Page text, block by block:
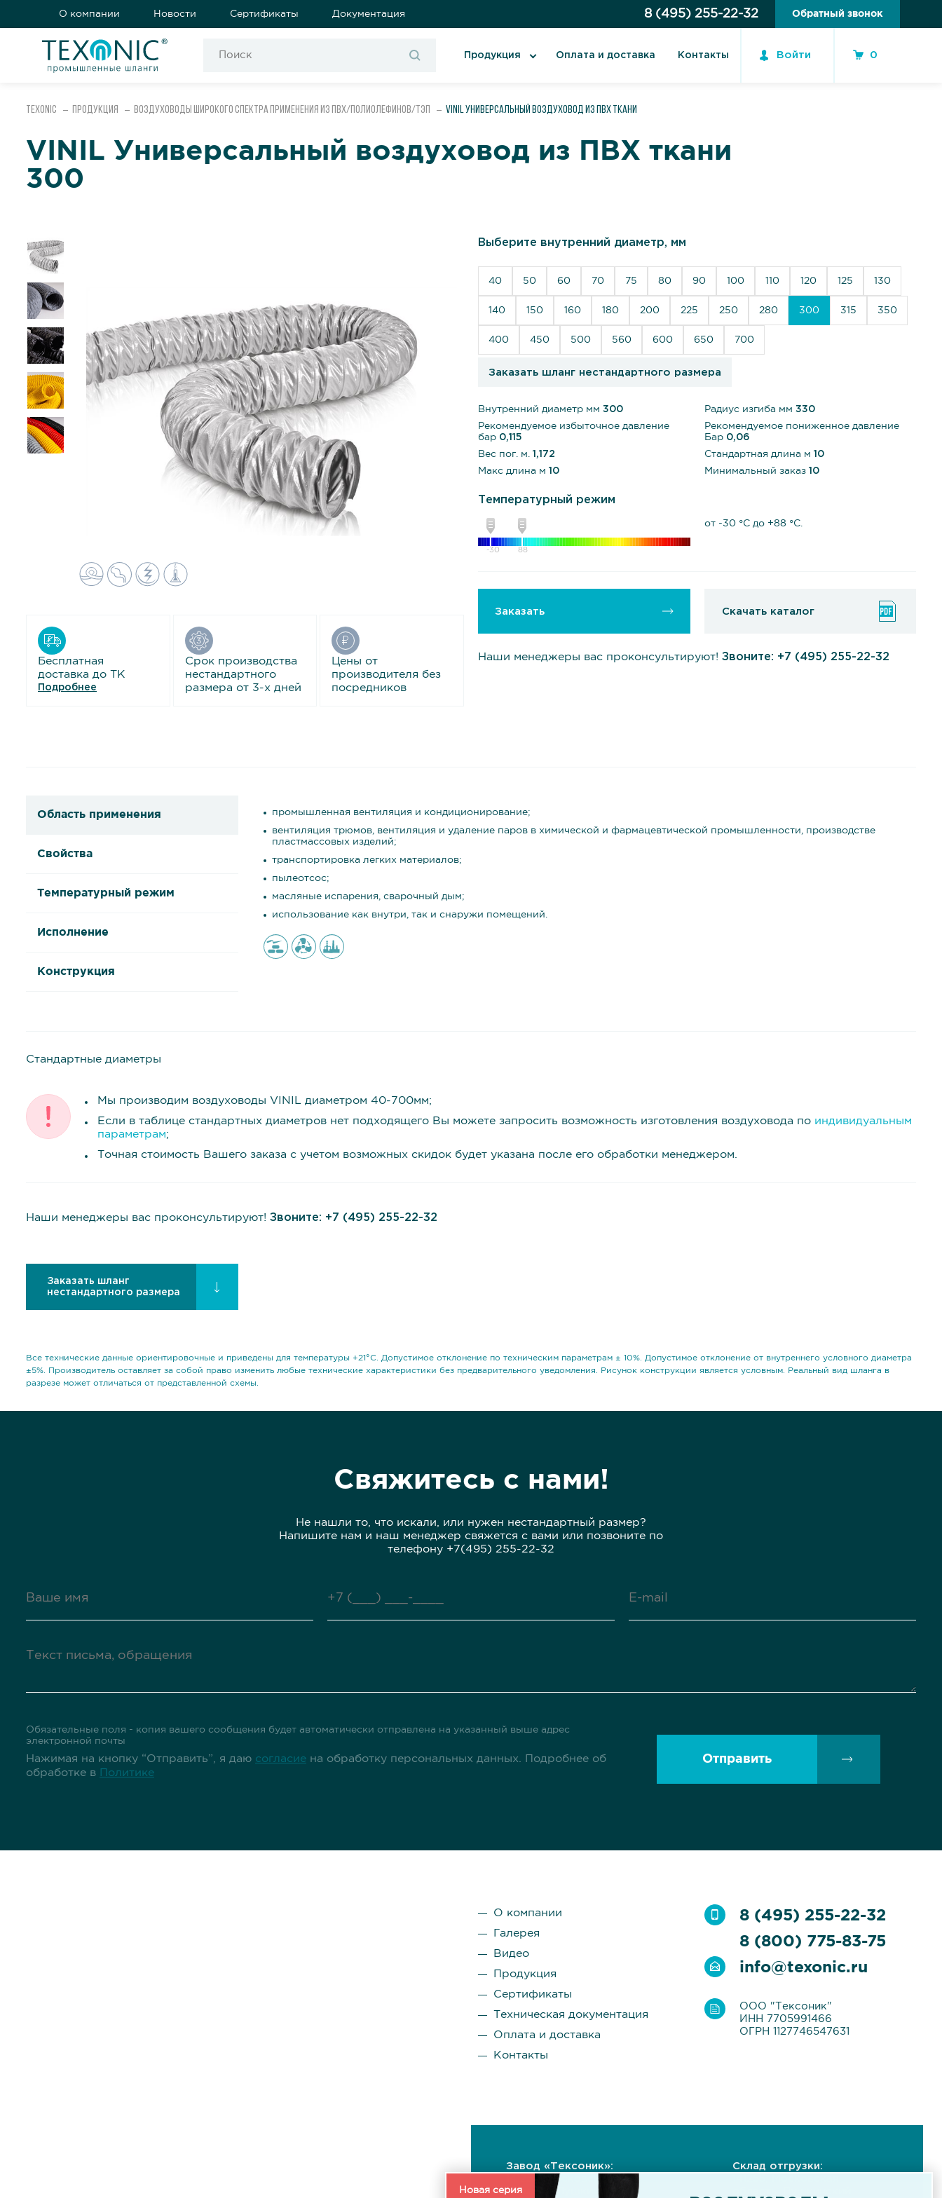
О компании Новости Сертификаты Документация 8 (495) 255-22-32 Обратный звонок
Продукция Оплата и доставка Контакты Войти 0
Texonic Продукция Воздуховоды широкого спектра применения из ПВХ/полиолефинов/ТЭП VINIL Универсальный воздуховод из ПВХ ткани
VINIL Универсальный воздуховод из ПВХ ткани
300
Бесплатная
доставка до ТК
Подробнее
Срок производства
нестандартного
размера от 3-х дней
Цены от
производителя без
посредников
Выберите внутренний диаметр, мм
40 50 60 70 75 80 90 100 110 120 125 130
140 150 160 180 200 225 250 280 300 315 350
400 450 500 560 600 650 700
Заказать шланг нестандартного размера
Внутренний диаметр мм 300 Радиус изгиба мм 330
Рекомендуемое избыточное давление
бар 0,115
Рекомендуемое пониженное давление
Бар 0,06
Вес пог. м. 1,172 Стандартная длина м 10
Макс длина м 10 Минимальный заказ 10
Температурный режим
-30 88
от -30 °С до +88 °С.
Заказать Скачать каталог
Наши менеджеры вас проконсультируют! Звоните: +7 (495) 255-22-32
Область применения
Свойства
Температурный режим
Исполнение
Конструкция
промышленная вентиляция и кондиционирование;
вентиляция трюмов, вентиляция и удаление паров в химической и фармацевтической промышленности, производстве
пластмассовых изделий;
транспортировка легких материалов;
пылеотсос;
масляные испарения, сварочный дым;
использование как внутри, так и снаружи помещений.
Стандартные диаметры
Мы производим воздуховоды VINIL диаметром 40-700мм;
Если в таблице стандартных диаметров нет подходящего Вы можете запросить возможность изготовления воздуховода по индивидуальным
параметрам;
Точная стоимость Вашего заказа с учетом возможных скидок будет указана после его обработки менеджером.
Наши менеджеры вас проконсультируют! Звоните: +7 (495) 255-22-32
Заказать шланг
нестандартного размера
Все технические данные ориентировочные и приведены для температуры +21°С. Допустимое отклонение по техническим параметрам ± 10%. Допустимое отклонение от внутреннего условного диаметра
±5%. Производитель оставляет за собой право изменить любые технические характеристики без предварительного уведомления. Рисунок конструкции является условным. Реальный вид шланга в
разрезе может отличаться от представленной схемы.
Свяжитесь с нами!
Не нашли то, что искали, или нужен нестандартный размер?
Напишите нам и наш менеджер свяжется с вами или позвоните по
телефону +7(495) 255-22-32
Обязательные поля - копия вашего сообщения будет автоматически отправлена ​​на указанный выше адрес
электронной почты
Нажимая на кнопку “Отправить”, я даю согласие на обработку персональных данных. Подробнее об
обработке в
Политике
Отправить
О компании
Галерея
Видео
Продукция
Сертификаты
Техническая документация
Оплата и доставка
Контакты
8 (495) 255-22-32
8 (800) 775-83-75
info@texonic.ru
ООО "Тексоник"
ИНН 7705991466
ОГРН 1127746547631
Завод «Тексоник»:
141255, Московская
область, Пушкинский
Склад отгрузки:
Новая серия